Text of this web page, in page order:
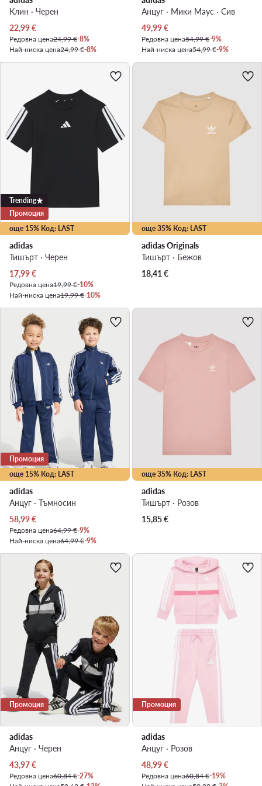
Клин · Черен
Актуална цена
22,99€
Редовна цена24,99 €-8%
Най-ниска цена24,99 €-8%
Анцуг · Мики Маус · Сив
Актуална цена
49,99€
Редовна цена54,99 €-9%
Най-ниска цена54,99 €-9%
още 15% Код: LAST
Trending
Промоция
adidas
Тишърт · Черен
Актуална цена
17,99€
Редовна цена19,99 €-10%
Най-ниска цена19,99 €-10%
още 35% Код: LAST
adidas Originals
Тишърт · Бежов
18,41 €
още 15% Код: LAST
Промоция
adidas
Анцуг · Тъмносин
Актуална цена
58,99€
Редовна цена64,99 €-9%
Най-ниска цена64,99 €-9%
още 35% Код: LAST
adidas
Тишърт · Розов
15,85€
Промоция
adidas
Анцуг · Черен
Актуална цена
43,97€
Редовна цена60,84 €-27%
Промоция
adidas
Анцуг · Розов
Актуална цена
48,99€
Редовна цена60,84 €-19%